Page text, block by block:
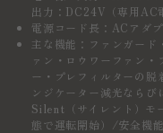
出力：DC24V（専用AC
電源コード長：ACアダ
主な機能：ファンガード
ァン・ロウワーファン
ー・プレフィルターの
ンジケーター減光ならび
Silent（サイレント）モ
態で運転開始）/安全機